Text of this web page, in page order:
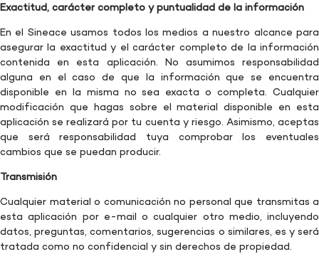
Exactitud, carácter completo y puntualidad de la información
En el Sineace usamos todos los medios a nuestro alcance para
asegurar la exactitud y el carácter completo de la información
contenida en esta aplicación. No asumimos responsabilidad
alguna en el caso de que la información que se encuentra
disponible en la misma no sea exacta o completa. Cualquier
modificación que hagas sobre el material disponible en esta
aplicación se realizará por tu cuenta y riesgo. Asimismo, aceptas
que será responsabilidad tuya comprobar los eventuales
cambios que se puedan producir.
Transmisión
Cualquier material o comunicación no personal que transmitas a
esta aplicación por e-mail o cualquier otro medio, incluyendo
datos, preguntas, comentarios, sugerencias o similares, es y será
tratada como no confidencial y sin derechos de propiedad.